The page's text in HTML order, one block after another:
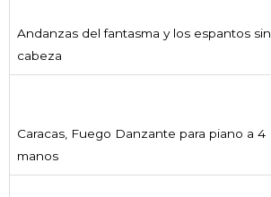
Andanzas del fantasma y los espantos sin
cabeza
Caracas, Fuego Danzante para piano a 4
manos